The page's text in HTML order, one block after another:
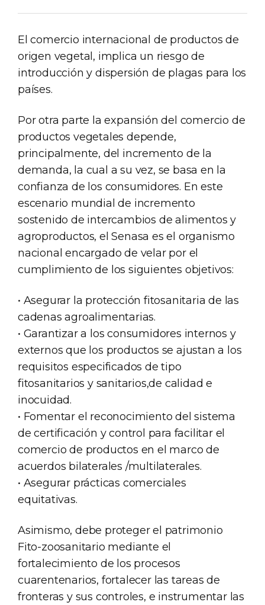
El comercio internacional de productos de
origen vegetal, implica un riesgo de
introducción y dispersión de plagas para los
países.
Por otra parte la expansión del comercio de
productos vegetales depende,
principalmente, del incremento de la
demanda, la cual a su vez, se basa en la
confianza de los consumidores. En este
escenario mundial de incremento
sostenido de intercambios de alimentos y
agroproductos, el Senasa es el organismo
nacional encargado de velar por el
cumplimiento de los siguientes objetivos:
• Asegurar la protección fitosanitaria de las
cadenas agroalimentarias.
• Garantizar a los consumidores internos y
externos que los productos se ajustan a los
requisitos especificados de tipo
fitosanitarios y sanitarios,de calidad e
inocuidad.
• Fomentar el reconocimiento del sistema
de certificación y control para facilitar el
comercio de productos en el marco de
acuerdos bilaterales /multilaterales.
• Asegurar prácticas comerciales
equitativas.
Asimismo, debe proteger el patrimonio
Fito-zoosanitario mediante el
fortalecimiento de los procesos
cuarentenarios, fortalecer las tareas de
fronteras y sus controles, e instrumentar las